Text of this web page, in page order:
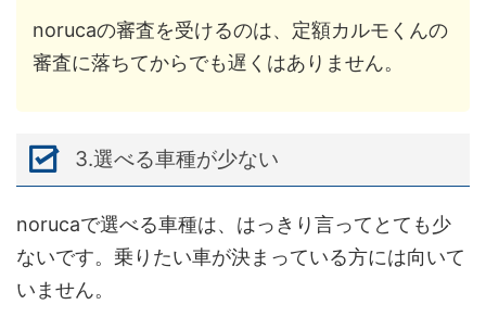
norucaの審査を受けるのは、定額カルモくんの
審査に落ちてからでも遅くはありません。
3.選べる車種が少ない
norucaで選べる車種は、はっきり言ってとても少
ないです。乗りたい車が決まっている方には向いて
いません。